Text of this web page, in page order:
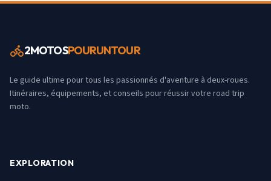
2MOTOSPOURUNTOUR
Le guide ultime pour tous les passionnés d'aventure à deux-roues.
Itinéraires, équipements, et conseils pour réussir votre road trip
moto.
EXPLORATION